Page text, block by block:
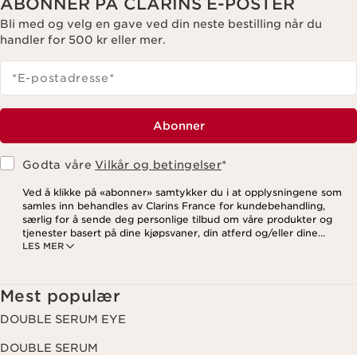
ABONNER PÅ CLARINS E-POSTER
Bli med og velg en gave ved din neste bestilling når du
handler for 500 kr eller mer.
*E-postadresse*
Abonner
Godta våreVilkår og betingelser*
LES MER
Ved å klikke på «abonner» samtykker du i at opplysningene som
samles inn behandles av Clarins France for kundebehandling,
særlig for å sende deg personlige tilbud om våre produkter og
tjenester basert på dine kjøpsvaner, din atferd og/eller dine
interesser, inkludert visning på sosiale medier og
avmeldingslenken i hvert nyhetsbrev. For mer informasjon om
hvordan vi behandler dine data og dine rettigheter, vennligst se
vår personvernerklæring
Mest populær
DOUBLE SERUM EYE
DOUBLE SERUM